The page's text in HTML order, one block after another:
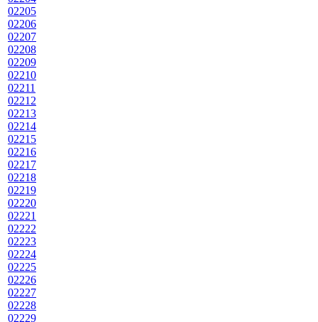
02205
02206
02207
02208
02209
02210
02211
02212
02213
02214
02215
02216
02217
02218
02219
02220
02221
02222
02223
02224
02225
02226
02227
02228
02229